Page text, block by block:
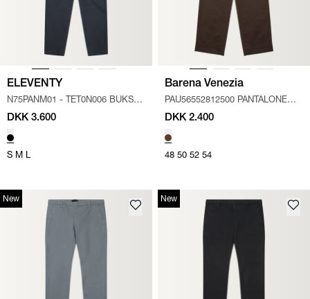
ELEVENTY
N75PANM01 - TET0N006 BUKSER
/ SORT
DKK 3.600
S M L
Barena Venezia
PAU56552812500 PANTALONE
DELFO
BRUN
DKK 2.400
48 50 52 54
New New